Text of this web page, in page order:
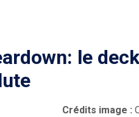
le
Crédits image :